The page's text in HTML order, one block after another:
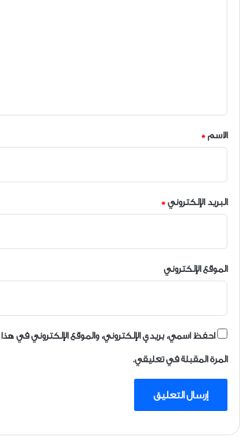
*
الاسم *
البريد الإلكتروني *
الموقع الإلكتروني
احفظ اسمي، بريدي الإلكتروني، والموقع الإلكتروني في
المرة المقبلة في تعليقي.